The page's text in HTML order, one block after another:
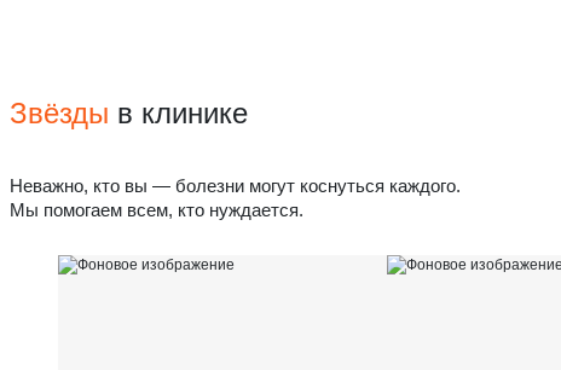
Звёзды в клинике
Неважно, кто вы — болезни могут коснуться каждого.
Мы помогаем всем, кто нуждается.